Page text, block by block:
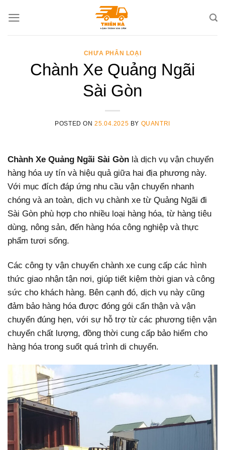
CHƯA PHÂN LOẠI
Chành Xe Quảng Ngãi
Sài Gòn
POSTED ON25.04.2025 BY QUANTRI
Chành Xe Quảng Ngãi Sài Gòn là dịch vụ vận chuyển
hàng hóa uy tín và hiệu quả giữa hai địa phương này.
Với mục đích đáp ứng nhu cầu vận chuyển nhanh
chóng và an toàn, dịch vụ chành xe từ Quảng Ngãi đi
Sài Gòn phù hợp cho nhiều loại hàng hóa, từ hàng tiêu
dùng, nông sản, đến hàng hóa công nghiệp và thực
phẩm tươi sống.
Các công ty vận chuyển chành xe cung cấp các hình
thức giao nhận tận nơi, giúp tiết kiệm thời gian và công
sức cho khách hàng. Bên cạnh đó, dịch vụ này cũng
đảm bảo hàng hóa được đóng gói cẩn thận và vận
chuyển đúng hẹn, với sự hỗ trợ từ các phương tiện vận
chuyển chất lượng, đồng thời cung cấp bảo hiểm cho
hàng hóa trong suốt quá trình di chuyển.